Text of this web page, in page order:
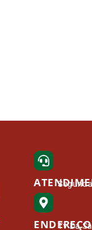
ENDEREÇO
Tv Da